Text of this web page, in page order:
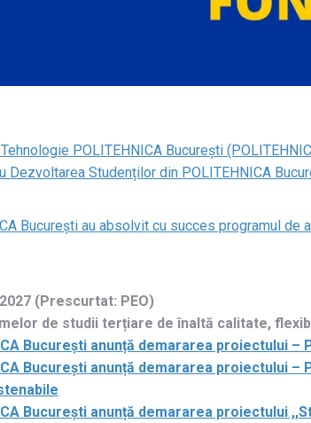
POLITEHNICA București
Dezvoltarea Studenților din POLITEHNICA
București au absolvit cu succes programul
(Prescurtat: PEO)
de studii terțiare de înaltă calitate,
București anunță demararea proiectului
București anunță demararea proiectului
București anunță demararea proiectului